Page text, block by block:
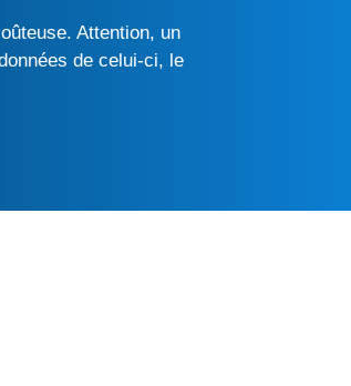
Attention, un
de celui-ci, le